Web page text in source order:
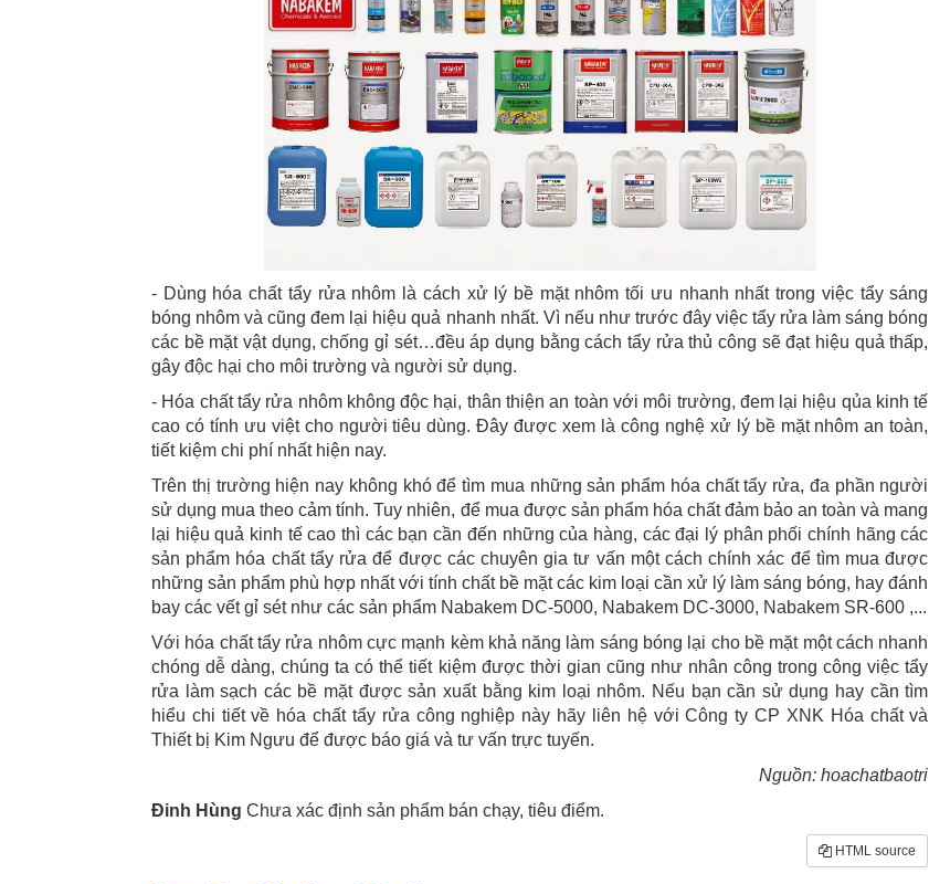
- Dùng hóa chất tẩy rửa nhôm là cách xử lý bề mặt nhôm tối ưu nhanh nhất trong việc tẩy sáng
bóng nhôm và cũng đem lại hiệu quả nhanh nhất. Vì nếu như trước đây việc tẩy rửa làm sáng bóng
các bề mặt vật dụng, chống gỉ sét…đều áp dụng bằng cách tẩy rửa thủ công sẽ đạt hiệu quả thấp,
gây độc hại cho môi trường và người sử dụng.
- Hóa chất tẩy rửa nhôm không độc hại, thân thiện an toàn với môi trường, đem lại hiệu qủa kinh tế
cao có tính ưu việt cho người tiêu dùng. Đây được xem là công nghệ xử lý bề mặt nhôm an toàn,
tiết kiệm chi phí nhất hiện nay.
Trên thị trường hiện nay không khó để tìm mua những sản phẩm hóa chất tẩy rửa, đa phần người
sử dụng mua theo cảm tính. Tuy nhiên, để mua được sản phẩm hóa chất đảm bảo an toàn và mang
lại hiệu quả kinh tế cao thì các bạn cần đến những của hàng, các đại lý phân phối chính hãng các
sản phẩm hóa chất tẩy rửa để được các chuyên gia tư vấn một cách chính xác để tìm mua được
những sản phẩm phù hợp nhất với tính chất bề mặt các kim loại cần xử lý làm sáng bóng, hay đánh
bay các vết gỉ sét như các sản phẩm Nabakem DC-5000, Nabakem DC-3000, Nabakem SR-600 ,...
Với hóa chất tẩy rửa nhôm cực mạnh kèm khả năng làm sáng bóng lại cho bề mặt một cách nhanh
chóng dễ dàng, chúng ta có thể tiết kiệm được thời gian cũng như nhân công trong công việc tẩy
rửa làm sạch các bề mặt được sản xuất bằng kim loại nhôm. Nếu bạn cần sử dụng hay cần tìm
hiểu chi tiết về hóa chất tẩy rửa công nghiệp này hãy liên hệ với Công ty CP XNK Hóa chất và
Thiết bị Kim Ngưu để được báo giá và tư vấn trực tuyến.
Nguồn: hoachatbaotri
Đinh Hùng Chưa xác định sản phẩm bán chạy, tiêu điểm.
HTML source